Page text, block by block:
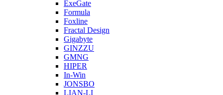
ExeGate
Formula
Foxline
Fractal Design
Gigabyte
GINZZU
GMNG
HIPER
In-Win
JONSBO
LIAN-LI